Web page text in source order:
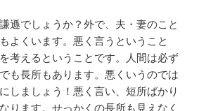
遜でしょうか？外で、夫・妻のこと
よくいます。悪く言うということ
考えるということです。人間は必ず
も長所もあります。悪くいうのでは
しましょう！悪く言い、短所ばかり
ります。せっかくの長所も見えなく